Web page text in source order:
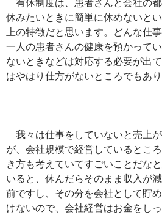
休みたいときに簡単に休めないと
上の特徴だと思います。どんな仕
一人の患者さんの健康を預かって
ないときなどは対応する必要が出
はやはり仕方がないところでもあり
我々は仕事をしていないと売上
が、会社規模で経営しているとこ
き方も考えていてすごいことだな
いると、休んだらそのまま収入が
前ですし、その分を会社として貯
けないので、会社経営はお金をし